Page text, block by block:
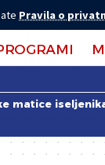
Pravila o
matice